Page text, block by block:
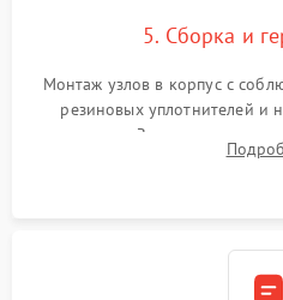
5. Сборка и
Монтаж узлов в корпус с
резиновых уплотнителей и
смазки. Заполнение
осушенным азотом для